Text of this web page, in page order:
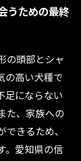
うための最終
の頭部とシャ
の高い犬種で
足にならない
た、家族への
きるため、
。愛知県の信